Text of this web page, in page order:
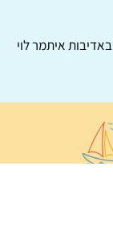
באדיבות איתמר לוי